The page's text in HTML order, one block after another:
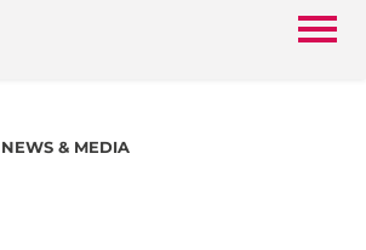
NEWS & MEDIA